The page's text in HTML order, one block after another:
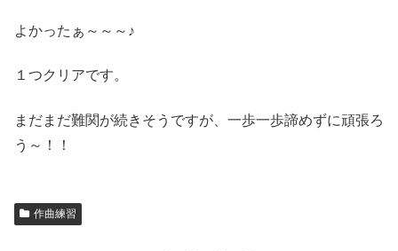
よかったぁ～～～♪
１つクリアです。
まだまだ難関が続きそうですが、一歩一歩諦めずに頑張ろ
う～！！
作曲練習